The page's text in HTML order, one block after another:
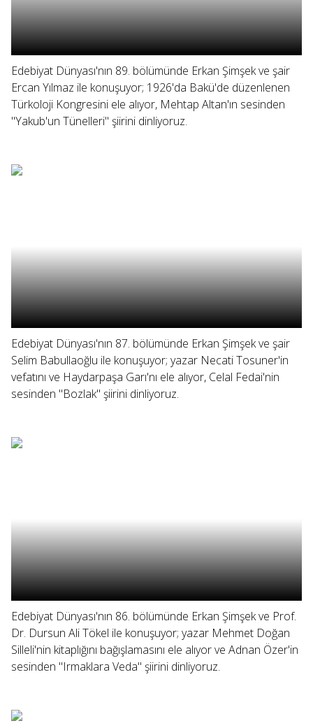
Edebiyat Dünyası'nın 89. bölümünde Erkan Şimşek ve şair
Ercan Yılmaz ile konuşuyor; 1926'da Bakü'de düzenlenen
Türkoloji Kongresini ele alıyor, Mehtap Altan'ın sesinden
"Yakub'un Tünelleri" şiirini dinliyoruz.
Edebiyat Dünyası'nın 87. bölümünde Erkan Şimşek ve şair
Selim Babullaoğlu ile konuşuyor; yazar Necati Tosuner'in
vefatını ve Haydarpaşa Garı'nı ele alıyor, Celal Fedai'nin
sesinden "Bozlak" şiirini dinliyoruz.
Edebiyat Dünyası'nın 86. bölümünde Erkan Şimşek ve Prof.
Dr. Dursun Ali Tökel ile konuşuyor; yazar Mehmet Doğan
Silleli'nin kitaplığını bağışlamasını ele alıyor ve Adnan Özer'in
sesinden "Irmaklara Veda" şiirini dinliyoruz.